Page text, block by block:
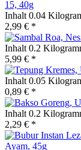
15, 40g
Inhalt 0.04
2,99 € *
Inhalt 0.2
5,99 € *
Inhalt 0.05
0,89 € *
Inhalt 0.2
2,29 € *
Ayam, 45g